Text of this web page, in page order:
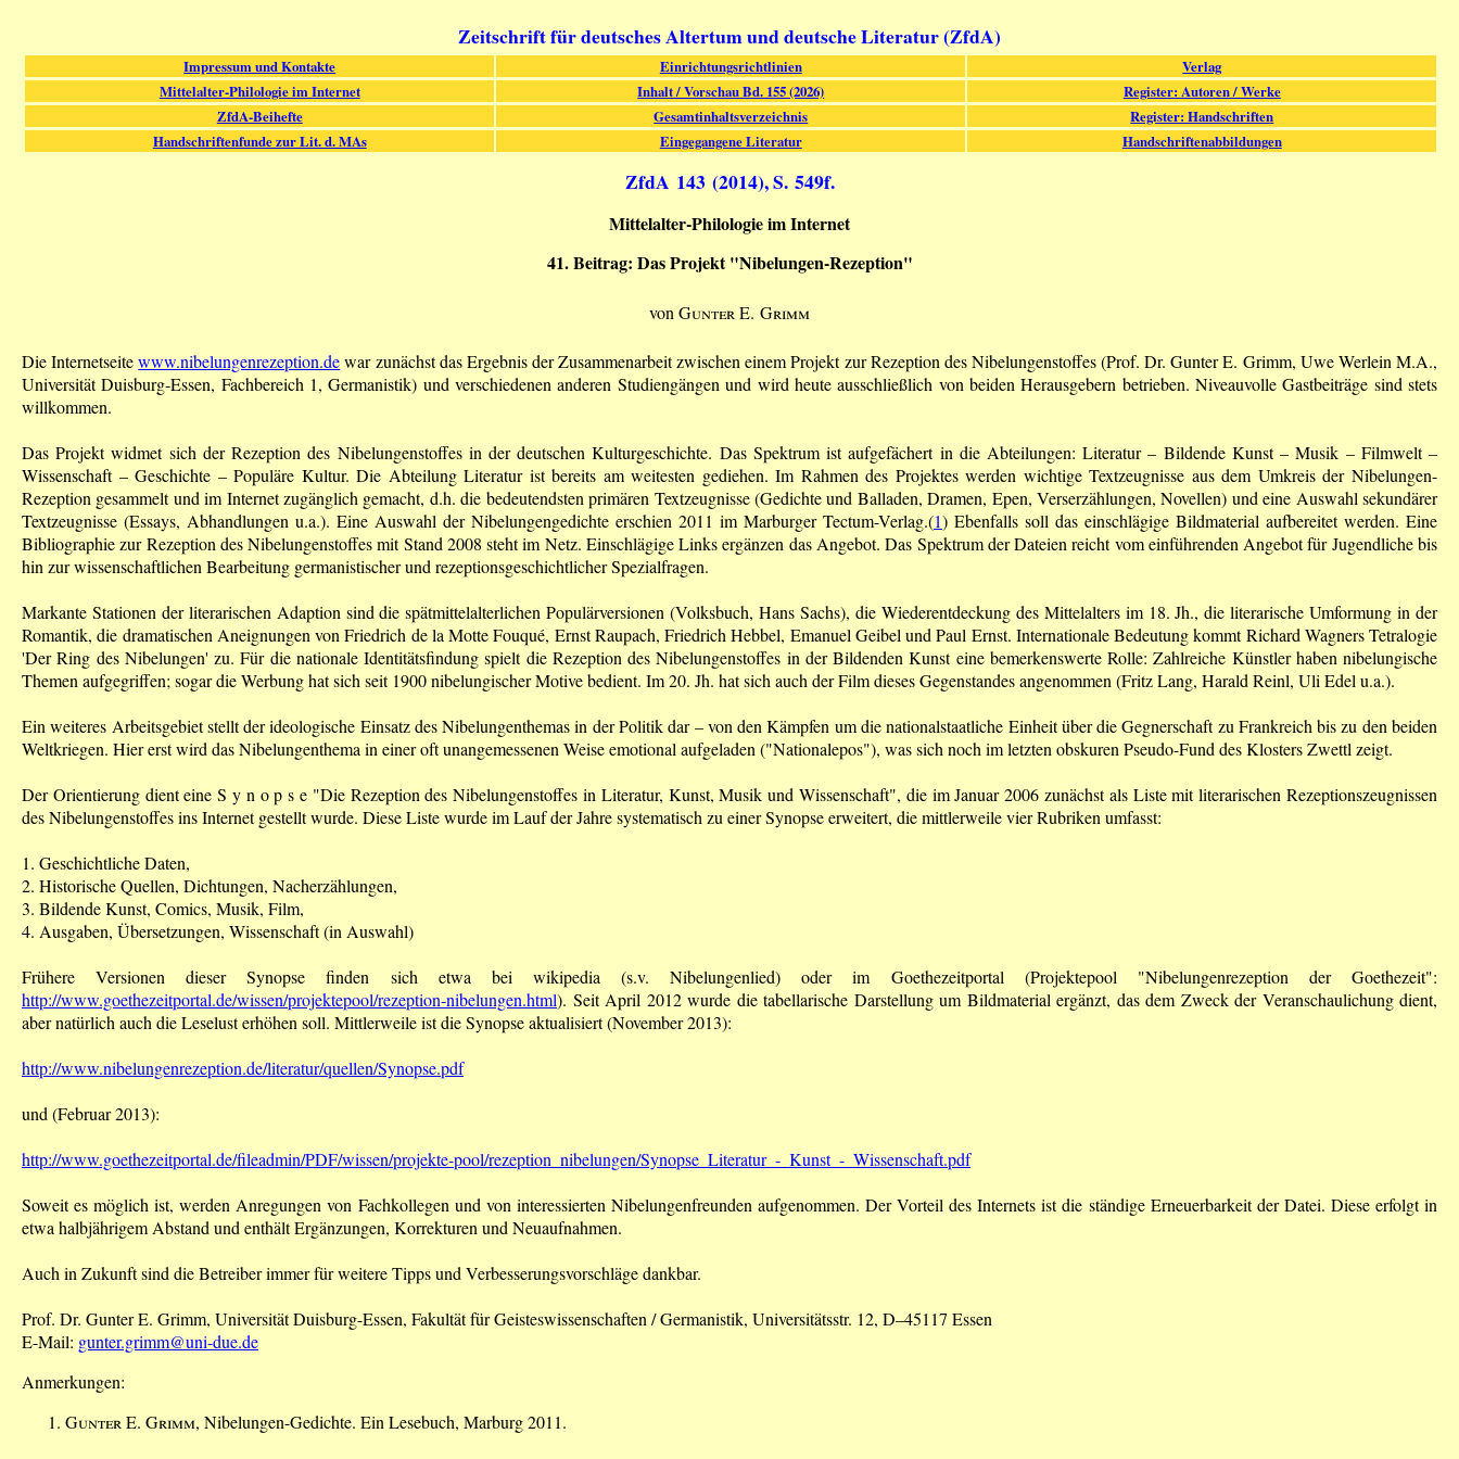
Zeitschrift für deutsches Altertum und deutsche Literatur (ZfdA)
Impressum und Kontakte Einrichtungsrichtlinien
Verlag
Mittelalter-Philologie im Internet
Inhalt / Vorschau Bd. 155 (2026)
Register: Autoren / Werke
ZfdA-Beihefte
Gesamtinhaltsverzeichnis
Register: Handschriften
Handschriftenfunde zur Lit. d. MAs
Eingegangene Literatur Handschriftenabbildungen
ZfdA 143 (2014), S. 549f.
Mittelalter-Philologie im Internet
41. Beitrag: Das Projekt "Nibelungen-Rezeption"
von Gunter E. Grimm
Die Internetseitewww.nibelungenrezeption.dewar zunächst das Ergebnis der Zusammenarbeit zwischen einem Projekt zur Rezeption des Nibelungenstoffes (Prof. Dr. Gunter E. Grimm, Uwe Werlein M.A.,
Universität Duisburg-Essen, Fachbereich 1, Germanistik) und verschiedenen anderen Studiengängen und wird heute ausschließlich von beiden Herausgebern betrieben. Niveauvolle Gast­beiträge sind stets
willkommen.
Das Projekt widmet sich der Rezeption des Nibelungenstoffes in der deutschen Kulturgeschichte. Das Spektrum ist aufgefächert in die Abteilungen: Literatur – Bildende Kunst – Musik – Filmwelt –
Wissenschaft – Geschichte – Populäre Kultur. Die Abteilung Literatur ist bereits am weitesten gediehen. Im Rahmen des Projektes werden wichtige Textzeugnisse aus dem Umkreis der Nibelungen-
Rezeption gesammelt und im Internet zugänglich gemacht, d.h. die bedeutendsten primären Textzeugnisse (Gedichte und Balladen, Dramen, Epen, Verserzählungen, Novellen) und eine Auswahl sekundärer
Textzeugnisse (Essays, Abhandlungen u.a.). Eine Auswahl der Nibelungengedichte erschien 2011 im Marburger Tectum-Verlag.(1) Ebenfalls soll das einschlägige Bildmaterial aufbereitet werden. Eine
Biblio­graphie zur Rezeption des Nibelungenstoffes mit Stand 2008 steht im Netz. Einschlägige Links ergänzen das Angebot. Das Spektrum der Dateien reicht vom einführenden Angebot für Jugendliche bis
hin zur wissenschaftlichen Bearbeitung germanistischer und rezeptionsgeschichtlicher Spezialfragen.
Markante Stationen der literarischen Adaption sind die spätmittelalterlichen Populärversionen (Volksbuch, Hans Sachs), die Wiederentdeckung des Mittelalters im 18. Jh., die literarische Umformung in der
Romantik, die dramatischen Aneignungen von Friedrich de la Motte Fouqué, Ernst Raupach, Friedrich Hebbel, Emanuel Geibel und Paul Ernst. Internationale Bedeutung kommt Richard Wagners Tetralogie
'Der Ring des Nibelungen' zu. Für die nationale Identitätsfindung spielt die Rezeption des Nibelungenstoffes in der Bildenden Kunst eine bemerkenswerte Rolle: Zahlreiche Künstler haben nibelungische
Themen aufgegriffen; sogar die Werbung hat sich seit 1900 nibelungischer Motive bedient. Im 20. Jh. hat sich auch der Film dieses Gegenstandes angenommen (Fritz Lang, Harald Reinl, Uli Edel u.a.).
Ein weiteres Arbeitsgebiet stellt der ideologische Einsatz des Nibelungenthemas in der Politik dar – von den Kämpfen um die nationalstaatliche Einheit über die Gegnerschaft zu Frankreich bis zu den beiden
Weltkriegen. Hier erst wird das Nibelungenthema in einer oft unangemessenen Weise emotional aufgeladen ("Nationalepos"), was sich noch im letzten obskuren Pseudo-Fund des Klosters Zwettl zeigt.
Der Orientierung dient eine S y n o p s e "Die Rezeption des Nibelungen­stoffes in Literatur, Kunst, Musik und Wissenschaft", die im Januar 2006 zunächst als Liste mit literarischen Rezeptionszeugnissen
des Nibelungenstoffes ins Internet gestellt wurde. Diese Liste wurde im Lauf der Jahre systematisch zu einer Synopse erweitert, die mittlerweile vier Rubriken umfasst:
1. Geschichtliche Daten,
2. Historische Quellen, Dichtungen, Nacherzählungen,
3. Bildende Kunst, Comics, Musik, Film,
4. Ausgaben, Übersetzungen, Wissenschaft (in Auswahl)
Frühere Versionen dieser Synopse finden sich etwa bei wikipedia (s.v. Nibelungenlied) oder im Goethezeitportal (Projektepool "Nibelungenrezeption der Goethezeit":
http://www.goethezeitportal.de/wissen/projektepool/rezeption-­nibelungen.html). Seit April 2012 wurde die tabellarische Darstellung um Bildmaterial ergänzt, das dem Zweck der Veranschaulichung dient,
aber natürlich auch die Leselust erhöhen soll. Mittlerweile ist die Synopse aktualisiert (November 2013):
http://www.nibelungenrezeption.de/literatur/quellen/Synopse.pdf
und (Februar 2013):
http://www.goethezeitportal.de/fileadmin/PDF/wissen/projekte-pool/rezeption_nibelungen/Synopse_Literatur_-_Kunst_-_Wissenschaft.pdf
Soweit es möglich ist, werden Anregungen von Fachkollegen und von interes­sierten Nibelungenfreunden aufgenommen. Der Vorteil des Internets ist die ständige Erneuerbarkeit der Datei. Diese erfolgt in
etwa halbjährigem Abstand und enthält Ergänzungen, Korrekturen und Neuaufnahmen.
Auch in Zukunft sind die Betreiber immer für weitere Tipps und Verbesserungsvorschläge dankbar.
Prof. Dr. Gunter E. Grimm, Universität Duisburg-Essen, Fakultät für Geisteswissenschaften / Germanistik, Universitätsstr. 12, D–45117 Essen
E-Mail: gunter.grimm@uni-due.de
Anmerkungen:
Gunter E. Grimm, Nibelungen-Gedichte. Ein Lesebuch, Marburg 2011.